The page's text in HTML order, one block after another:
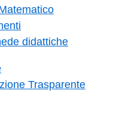
didattiche
Trasparente